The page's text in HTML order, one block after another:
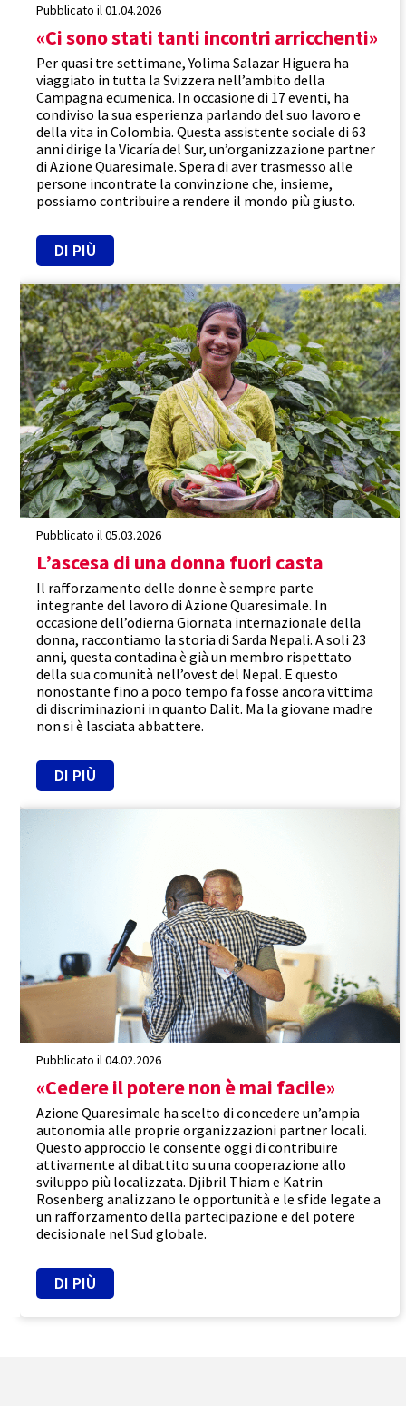
Pubblicato il 01.04.2026
«Ci sono stati tanti incontri arricchenti»
Per quasi tre settimane, Yolima Salazar Higuera ha
viaggiato in tutta la Svizzera nell’ambito della
Campagna ecumenica. In occasione di 17 eventi, ha
condiviso la sua esperienza parlando del suo lavoro e
della vita in Colombia. Questa assistente sociale di 63
anni dirige la Vicaría del Sur, un’organizzazione partner
di Azione Quaresimale. Spera di aver trasmesso alle
persone incontrate la convinzione che, insieme,
possiamo contribuire a rendere il mondo più giusto.
DI PIÙ
Nepal
Efficacia
Promuovere l'uguaglianza
Pubblicato il 05.03.2026
L’ascesa di una donna fuori casta
Il rafforzamento delle donne è sempre parte
integrante del lavoro di Azione Quaresimale. In
occasione dell’odierna Giornata internazionale della
donna, raccontiamo la storia di Sarda Nepali. A soli 23
anni, questa contadina è già un membro rispettato
della sua comunità nell’ovest del Nepal. E questo
nonostante fino a poco tempo fa fosse ancora vittima
di discriminazioni in quanto Dalit. Ma la giovane madre
non si è lasciata abbattere.
DI PIÙ
Pubblicato il 04.02.2026
«Cedere il potere non è mai facile»
Azione Quaresimale ha scelto di concedere un’ampia
autonomia alle proprie organizzazioni partner locali.
Questo approccio le consente oggi di contribuire
attivamente al dibattito su una cooperazione allo
sviluppo più localizzata. Djibril Thiam e Katrin
Rosenberg analizzano le opportunità e le sfide legate a
un rafforzamento della partecipazione e del potere
decisionale nel Sud globale.
DI PIÙ